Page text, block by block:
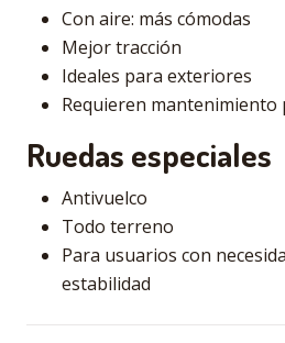
Con aire: más cómodas
Mejor tracción
Ideales para exteriores
Requieren mantenimiento
Ruedas especiales
Antivuelco
Todo terreno
Para usuarios con
estabilidad